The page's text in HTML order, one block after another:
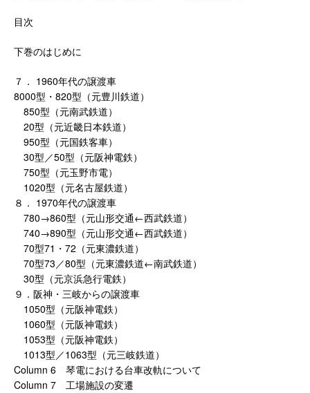
目次
下巻のはじめに
７． 1960年代の譲渡車
8000型・820型（元豊川鉄道）
850型（元南武鉄道）
20型（元近畿日本鉄道）
950型（元国鉄客車）
30型／50型（元阪神電鉄）
750型（元玉野市電）
1020型（元名古屋鉄道）
８． 1970年代の譲渡車
780→860型（元山形交通←西武鉄道）
740→890型（元山形交通←西武鉄道）
70型71・72（元東濃鉄道）
70型73／80型（元東濃鉄道←南武鉄道）
30型（元京浜急行電鉄）
９．阪神・三岐からの譲渡車
1050型（元阪神電鉄）
1060型（元阪神電鉄）
1053型（元阪神電鉄）
1013型／1063型（元三岐鉄道）
Column 6 琴電における台車改軌について
Column 7 工場施設の変遷